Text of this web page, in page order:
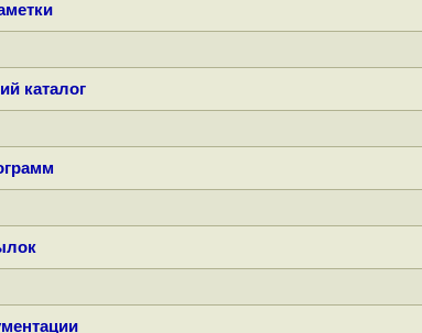
каталог